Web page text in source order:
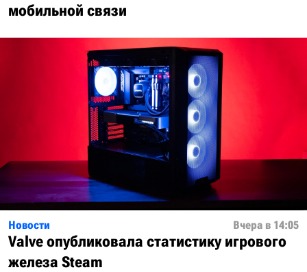
мобильной связи
Новости Вчера в 14:05
Valve опубликовала статистику игрового
железа Steam